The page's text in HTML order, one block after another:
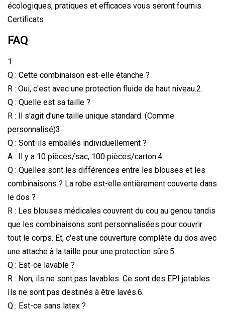
écologiques, pratiques et efficaces vous seront fournis.
Certificats
FAQ
1.
Q : Cette combinaison est-elle étanche ?
R : Oui, c'est avec une protection fluide de haut niveau.2.
Q : Quelle est sa taille ?
R : Il s'agit d'une taille unique standard. (Comme
personnalisé)3.
Q : Sont-ils emballés individuellement ?
A : Il y a 10 pièces/sac, 100 pièces/carton.4.
Q : Quelles sont les différences entre les blouses et les
combinaisons ? La robe est-elle entièrement couverte dans
le dos ?
R : Les blouses médicales couvrent du cou au genou tandis
que les combinaisons sont personnalisées pour couvrir
tout le corps. Et, c'est une couverture complète du dos avec
une attache à la taille pour une protection sûre.5.
Q : Est-ce lavable ?
R : Non, ils ne sont pas lavables. Ce sont des EPI jetables.
Ils ne sont pas destinés à être lavés.6.
Q : Est-ce sans latex ?